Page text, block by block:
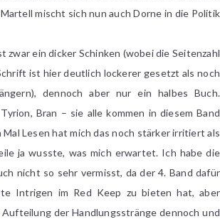
mischt sich nun auch Dorne in die Politik
zwar ein dicker Schinken (wobei die Seitenzahl
ist hier deutlich lockerer gesetzt als noch
dennoch aber nur ein halbes Buch.
Bran – sie alle kommen in diesem Band
Lesen hat mich das noch stärker irritiert als
ja wusste, was mich erwartet. Ich habe die
nicht so sehr vermisst, da der 4. Band dafür
Intrigen im Red Keep zu bieten hat, aber
der Handlungsstränge dennoch und